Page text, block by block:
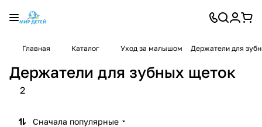
Главная Каталог Уход за малышом Держатели для
Держатели для зубных щеток
2
Сначала популярные